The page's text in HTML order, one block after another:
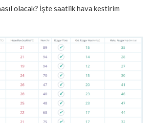
olacak? İşte saatlik hava kestirim